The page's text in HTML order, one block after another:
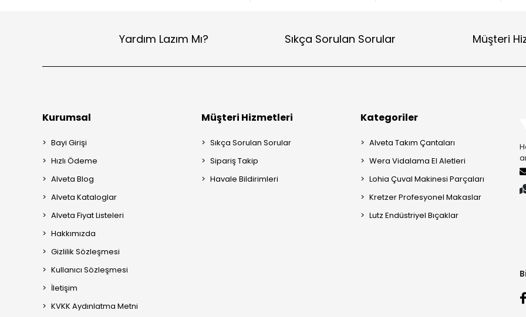
Yardım Lazım Mı? Sıkça Sorulan Sorular Müşteri
Kurumsal
Bayi Girişi
Hızlı Ödeme
Alveta Blog
Alveta Kataloglar
Alveta Fiyat Listeleri
Hakkımızda
Gizlilik Sözleşmesi
Kullanıcı Sözleşmesi
İletişim
KVKK Aydınlatma Metni
Müşteri Hizmetleri
Sıkça Sorulan Sorular
Sipariş Takip
Havale Bildirimleri
Kategoriler
Alveta Takım Çantaları
Wera Vidalama El Aletleri
Lohia Çuval Makinesi Parçaları
Kretzer Profesyonel Makaslar
Lutz Endüstriyel Bıçaklar